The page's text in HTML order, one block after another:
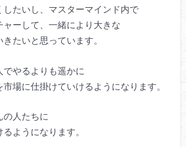
したいし、マスターマインド内で
ャーして、一緒により大きな
たいと思っています。
でやるよりも遥かに
場に仕掛けていけるようになります。
の人たちに
ようになります。